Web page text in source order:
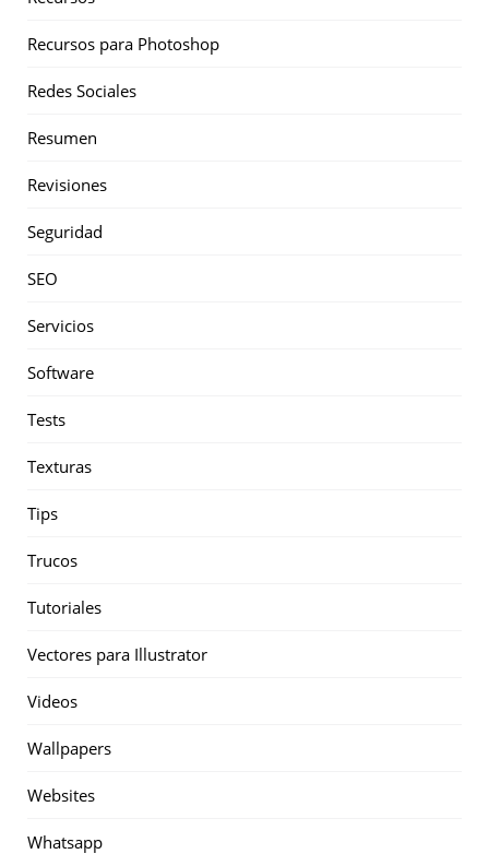
Recursos para Photoshop
Redes Sociales
Resumen
Revisiones
Seguridad
SEO
Servicios
Software
Tests
Texturas
Tips
Trucos
Tutoriales
Vectores para Illustrator
Videos
Wallpapers
Websites
Whatsapp